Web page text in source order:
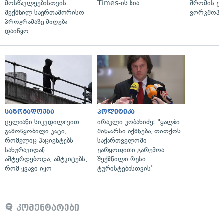
მოსწავლეებისთვის
შექმნილ საერთაშორისო
პროგრამაზე მიღება
დაიწყო
Times-ის სია
შრომის
საზოგადოება
ცელიანი სიკვდილივით
გამოწყობილი კაცი,
რომელიც პაციენტებს
სახურავიდან
აშტერდებოდა, ამტკიცებს,
რომ ყვავი იყო
პოლიტიკა
ირაკლი კობახიძე: "ყალბი
შინაარსი იქმნება, თითქოს
საქართველოში
უარყოფითი გარემოა
შექმნილი რუსი
ტურისტებისთვის"
კომენტარები